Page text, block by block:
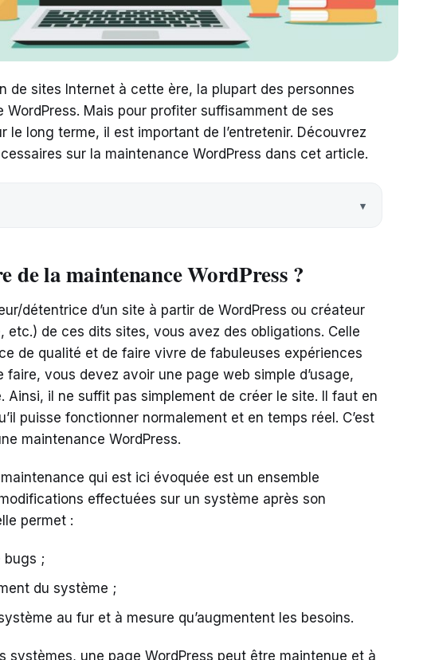
de sites Internet à cette ère, la plupart des personnes
WordPress. Mais pour profiter suffisamment de ses
le long terme, il est important de l’entretenir. Découvrez
sur la maintenance WordPress dans cet article.
de la maintenance WordPress ?
détentrice d’un site à partir de WordPress ou créateur
etc.) de ces dits sites, vous avez des obligations. Celle
de qualité et de faire vivre de fabuleuses expériences
faire, vous devez avoir une page web simple d’usage,
Ainsi, il ne suffit pas simplement de créer le site. Il faut en
puisse fonctionner normalement et en temps réel. C’est
maintenance WordPress.
qui est ici évoquée est un ensemble
effectuées sur un système après son
permet :
bugs ;
du système ;
au fur et à mesure qu’augmentent les besoins.
systèmes, une page WordPress peut être maintenue et à